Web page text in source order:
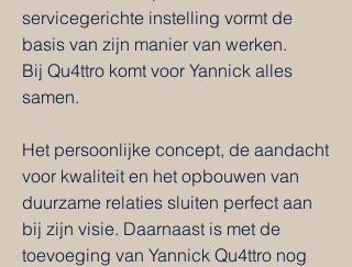
servicegerichte instelling vormt de
basis van zijn manier van werken.
Bij Qu4ttro komt voor Yannick alles
samen.
Het persoonlijke concept, de aandacht
voor kwaliteit en het opbouwen van
duurzame relaties sluiten perfect aan
bij zijn visie. Daarnaast is met de
toevoeging van Yannick Qu4ttro nog